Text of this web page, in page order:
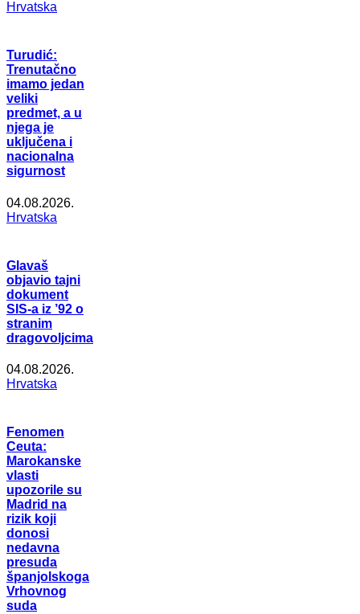
Hrvatska
Turudić:
Trenutačno
imamo jedan
veliki
predmet, a u
njega je
uključena i
nacionalna
sigurnost
04.08.2026.
Hrvatska
Glavaš
objavio tajni
dokument
SIS-a iz ’92 o
stranim
dragovoljcima
04.08.2026.
Hrvatska
Fenomen
Ceuta:
Marokanske
vlasti
upozorile su
Madrid na
rizik koji
donosi
nedavna
presuda
španjolskoga
Vrhovnog
suda